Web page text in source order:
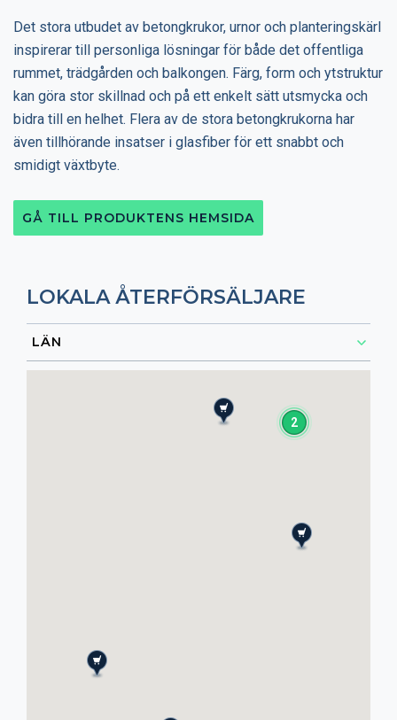
Det stora utbudet av betongkrukor, urnor och planteringskärl
inspirerar till personliga lösningar för både det offentliga
rummet, trädgården och balkongen. Färg, form och ytstruktur
kan göra stor skillnad och på ett enkelt sätt utsmycka och
bidra till en helhet. Flera av de stora betongkrukorna har
även tillhörande insatser i glasfiber för ett snabbt och
smidigt växtbyte.
GÅ TILL PRODUKTENS HEMSIDA
LOKALA ÅTERFÖRSÄLJARE
2